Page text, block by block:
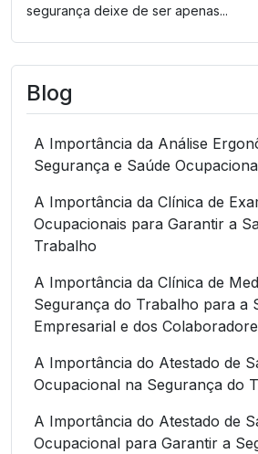
segurança deixe de ser apenas...
Blog
A Importância da Análise
Segurança e Saúde
A Importância da Clínica de
Ocupacionais para Garantir a
Trabalho
A Importância da Clínica de
Segurança do Trabalho para a
Empresarial e dos
A Importância do Atestado de
Ocupacional na Segurança do
A Importância do Atestado de
Ocupacional para Garantir a